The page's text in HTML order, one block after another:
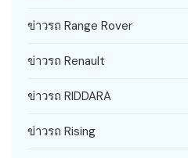
ข่าวรถ Range Rover
ข่าวรถ Renault
ข่าวรถ RIDDARA
ข่าวรถ Rising